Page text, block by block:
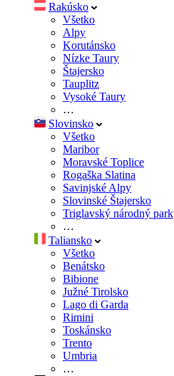
Rakúsko
Všetko
Alpy
Korutánsko
Nízke Taury
Štajersko
Tauplitz
Vysoké Taury
…
Slovinsko
Všetko
Maribor
Moravské Toplice
Rogaška Slatina
Savinjské Alpy
Slovinské Štajersko
Triglavský národný park
…
Taliansko
Všetko
Benátsko
Bibione
Južné Tirolsko
Lago di Garda
Rimini
Toskánsko
Trento
Umbria
…